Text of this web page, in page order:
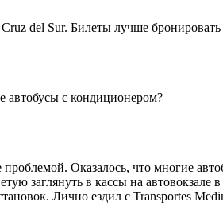
del Sur. Билеты лучше
автобусы с кондиционером?
Оказалось, что многие
заглянуть в кассы на
Лично ездил с Transportes